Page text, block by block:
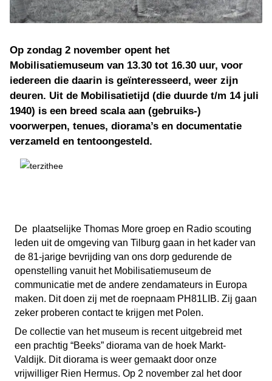
Op zondag 2 november opent het
Mobilisatiemuseum van 13.30 tot 16.30 uur, voor
iedereen die daarin is geïnteresseerd, weer zijn
deuren. Uit de Mobilisatietijd (die duurde t/m 14 juli
1940) is een breed scala aan (gebruiks-)
voorwerpen, tenues, diorama’s en documentatie
verzameld en tentoongesteld.
De plaatselijke Thomas More groep en Radio scouting
leden uit de omgeving van Tilburg gaan in het kader van
de 81-jarige bevrijding van ons dorp gedurende de
openstelling vanuit het Mobilisatiemuseum de
communicatie met de andere zendamateurs in Europa
maken. Dit doen zij met de roepnaam PH81LIB. Zij gaan
zeker proberen contact te krijgen met Polen.
De collectie van het museum is recent uitgebreid met
een prachtig “Beeks” diorama van de hoek Markt-
Valdijk. Dit diorama is weer gemaakt door onze
vrijwilliger Rien Hermus. Op 2 november zal het door